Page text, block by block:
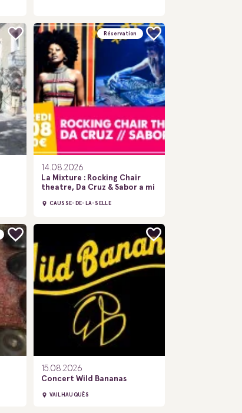
14.08.2026
La Mixture : Rocking Chair
theatre, Da Cruz & Sabor a mi
CAUSSE-DE-LA-SELLE
Réservation
15.08.2026
Concert Wild Bananas
VAILHAUQUÈS